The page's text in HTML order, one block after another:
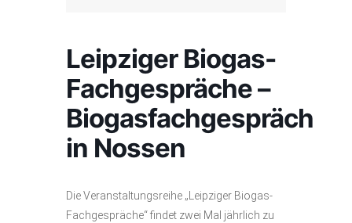
Leipziger Biogas-
Fachgespräche –
Biogasfachgespräch
in Nossen
Die Veranstaltungsreihe „Leipziger Biogas-
Fachgespräche“ findet zwei Mal jährlich zu